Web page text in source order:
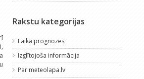
Rakstu kategorijas
Laika prognozes
Izglītojoša informācija
Par meteolapa.lv